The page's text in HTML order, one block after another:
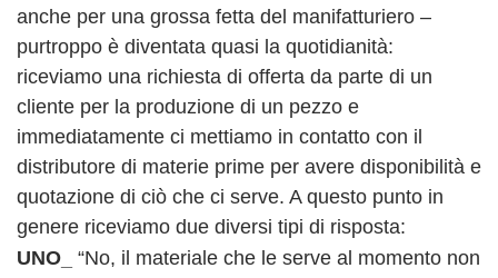
anche per una grossa fetta del manifatturiero –
purtroppo è diventata quasi la quotidianità:
riceviamo una richiesta di offerta da parte di un
cliente per la produzione di un pezzo e
immediatamente ci mettiamo in contatto con il
distributore di materie prime per avere disponibilità e
quotazione di ciò che ci serve. A questo punto in
genere riceviamo due diversi tipi di risposta:
UNO_
“No, il materiale che le serve al momento non